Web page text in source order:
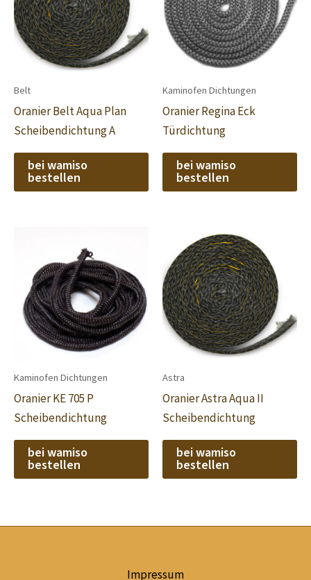
Belt
Oranier Belt Aqua Plan
Scheibendichtung A
bei wamiso
bestellen
Kaminofen Dichtungen
Oranier Regina Eck
Türdichtung
bei wamiso
bestellen
Kaminofen Dichtungen
Oranier KE 705 P
Scheibendichtung
bei wamiso
bestellen
Astra
Oranier Astra Aqua II
Scheibendichtung
bei wamiso
bestellen
Impressum